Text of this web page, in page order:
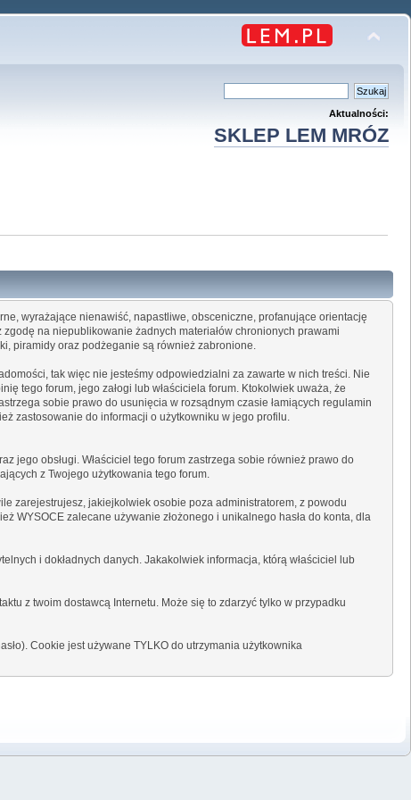
Aktualności:
SKLEP LEM MRÓZ
wyrażające nienawiść, napastliwe, obsceniczne, profanujące orientację
na niepublikowanie żadnych materiałów chronionych prawami
piramidy oraz podżeganie są również zabronione.
tak więc nie jesteśmy odpowiedzialni za zawarte w nich treści. Nie
tego forum, jego załogi lub właściciela forum. Ktokolwiek uważa, że
sobie prawo do usunięcia w rozsądnym czasie łamiących regulamin
zastosowanie do informacji o użytkowniku w jego profilu.
jego obsługi. Właściciel tego forum zastrzega sobie również prawo do
z Twojego użytkowania tego forum.
zarejestrujesz, jakiejkolwiek osobie poza administratorem, z powodu
WYSOCE zalecane używanie złożonego i unikalnego hasła do konta, dla
i dokładnych danych. Jakakolwiek informacja, którą właściciel lub
z twoim dostawcą Internetu. Może się to zdarzyć tylko w przypadku
Cookie jest używane TYLKO do utrzymania użytkownika